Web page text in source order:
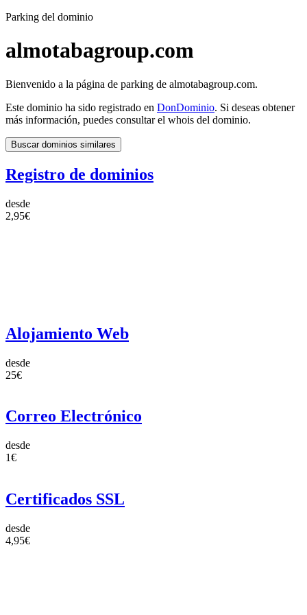
Parking del dominio
almotabagroup.com
Bienvenido a la página de parking de almotabagroup.com.
Este dominio ha sido registrado en DonDominio. Si deseas obtener
más información, puedes consultar el whois del dominio.
Buscar dominios similares
Registro de dominios
desde
2,95€
Alojamiento Web
desde
25€
Correo Electrónico
desde
1€
Certificados SSL
desde
4,95€